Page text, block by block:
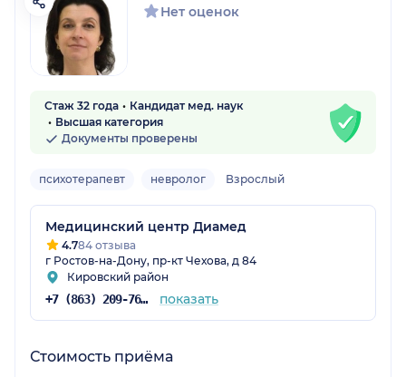
Нет оценок
Стаж 32 года
Кандидат мед. наук
Высшая категория
Документы проверены
психотерапевт невролог Взрослый
Медицинский центр Диамед
4.784 отзыва
г Ростов-на-Дону, пр-кт Чехова, д 84
Кировский район
+7 (863) 209-76-82 показать
Стоимость приёма